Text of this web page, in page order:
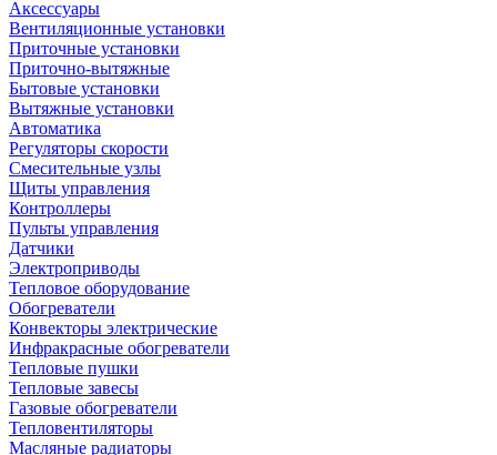
Аксессуары
Вентиляционные установки
Приточные установки
Приточно-вытяжные
Бытовые установки
Вытяжные установки
Автоматика
Регуляторы скорости
Смесительные узлы
Щиты управления
Контроллеры
Пульты управления
Датчики
Электроприводы
Тепловое оборудование
Обогреватели
Конвекторы электрические
Инфракрасные обогреватели
Тепловые пушки
Тепловые завесы
Газовые обогреватели
Тепловентиляторы
Масляные радиаторы